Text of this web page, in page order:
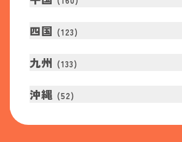
四国 (123)
九州 (133)
沖縄 (52)